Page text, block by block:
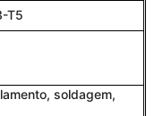
T5
soldagem,